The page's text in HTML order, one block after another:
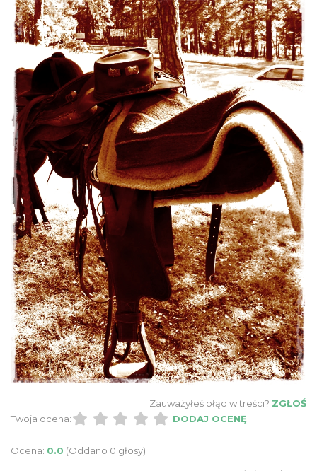
Zauważyłeś błąd w treści? ZGŁOŚ
Twoja ocena:
DODAJ OCENĘ
Ocena: 0.0 (Oddano 0 głosy)